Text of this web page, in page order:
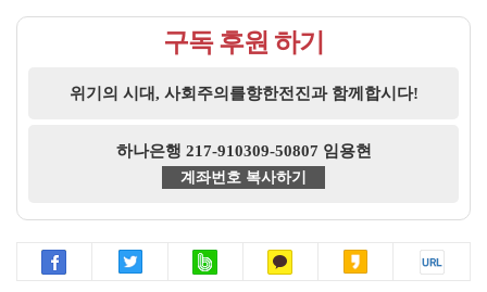
구독 후원 하기
위기의 시대, 사회주의를향한전진과 함께합시다!
하나은행 217-910309-50807 임용현
계좌번호 복사하기